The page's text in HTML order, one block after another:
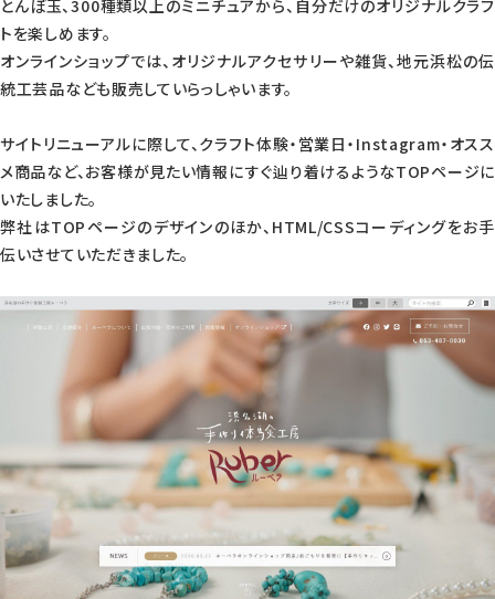
とんぼ玉、300種類以上のミニチュアから、自分だけのオリジナルクラフ
トを楽しめます。
オンラインショップでは、オリジナルアクセサリーや雑貨、地元浜松の伝
統工芸品なども販売していらっしゃいます。
サイトリニューアルに際して、クラフト体験・営業日・Instagram・オスス
メ商品など、お客様が見たい情報にすぐ辿り着けるようなTOPページに
いたしました。
弊社はTOPページのデザインのほか、HTML/CSSコーディングをお手
伝いさせていただきました。